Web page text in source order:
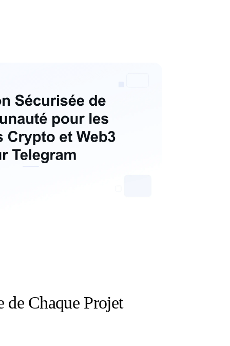
de Chaque Projet